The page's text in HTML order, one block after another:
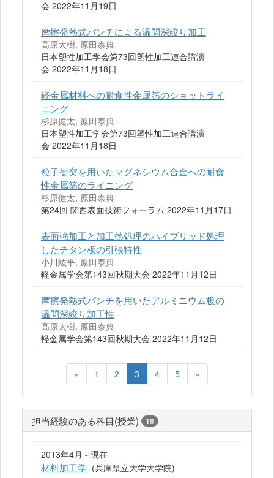
会 2022年11月19日
摩擦発熱式パンチによる温間深絞り加工
高原太樹, 原田泰典
日本塑性加工学会第73回塑性加工連合講演
会 2022年11月18日
軽金属材料への耐食性金属箔のショットライ
ニング
杉原健太, 原田泰典
日本塑性加工学会第73回塑性加工連合講演
会 2022年11月18日
粒子衝突を用いたマグネシウム合金への耐食
性金属箔のライニング
杉原健太, 原田泰典
第24回 関西表面技術フォーラム 2022年11月17日
表面強加工と加工熱処理のハイブリッド処理
したチタン板の引張特性
小川紘平, 原田泰典
軽金属学会第143回秋期大会 2022年11月12日
摩擦発熱式パンチを用いたアルミニウム板の
温間深絞り加工性
髙原太樹, 原田泰典
軽金属学会第143回秋期大会 2022年11月12日
« 1 2 3 4 5 »
担当経験のある科目(授業) 18
2013年4月 - 現在
材料加工学 (兵庫県立大学大学院)